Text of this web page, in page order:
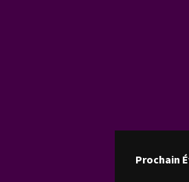
Prochain